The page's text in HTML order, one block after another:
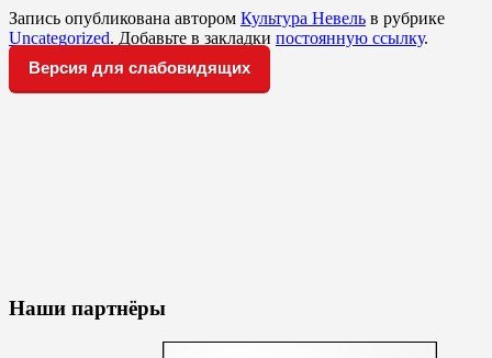
Запись опубликована автором Культура Невель в рубрике
Uncategorized. Добавьте в закладки постоянную ссылку.
Версия для слабовидящих
Наши партнёры